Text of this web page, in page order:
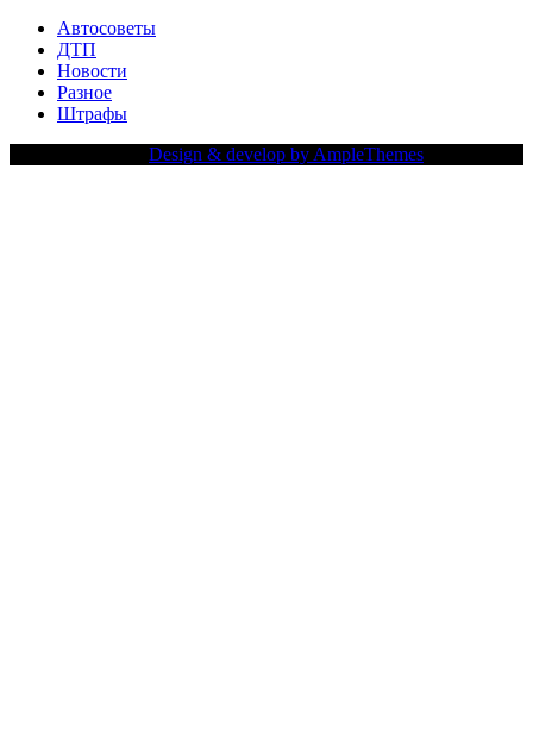
Автосоветы
ДТП
Новости
Разное
Штрафы
Design & develop by AmpleThemes